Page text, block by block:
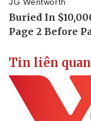
Tin liên quan